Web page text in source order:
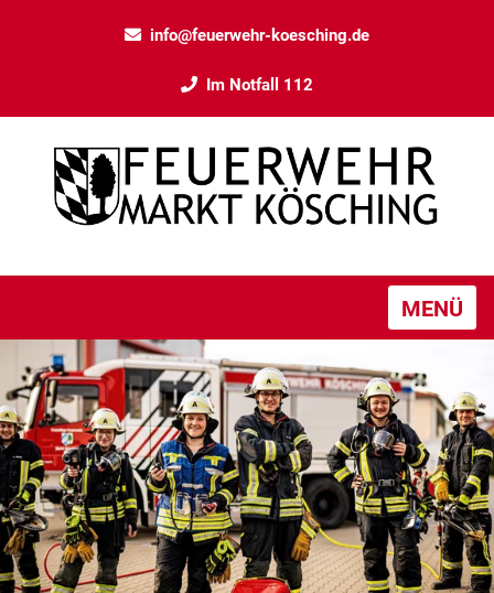
info@feuerwehr-koesching.de
Im Notfall 112
MENÜ